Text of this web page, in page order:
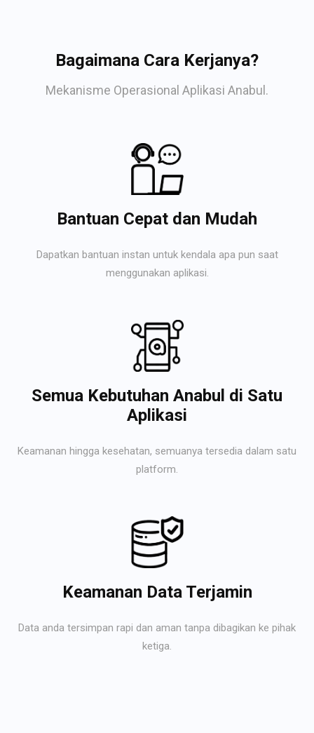
Bagaimana Cara Kerjanya?
Mekanisme Operasional Aplikasi Anabul.
Bantuan Cepat dan Mudah
Dapatkan bantuan instan untuk kendala apa pun saat
menggunakan aplikasi.
Semua Kebutuhan Anabul di Satu
Aplikasi
Keamanan hingga kesehatan, semuanya tersedia dalam satu
platform.
Keamanan Data Terjamin
Data anda tersimpan rapi dan aman tanpa dibagikan ke pihak
ketiga.